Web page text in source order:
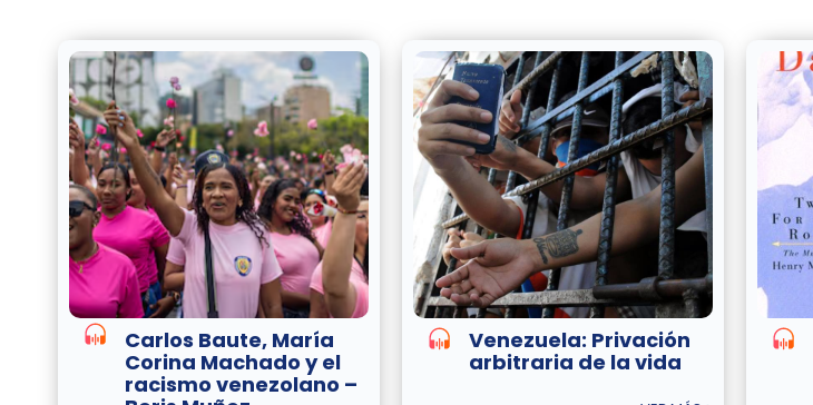
Carlos Baute, María
Corina Machado y el
racismo venezolano –
Venezuela: Privación
arbitraria de la vida